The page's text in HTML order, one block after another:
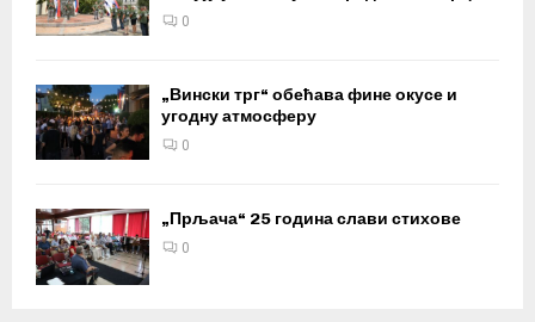
0
„Вински трг“ обећава фине окусе и
угодну атмосферу
0
„Прљача“ 25 година слави стихове
0